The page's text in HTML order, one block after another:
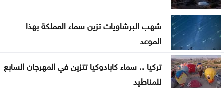
شهب البرشاويات تزين سماء المملكة بهذا
الموعد
تركيا .. سماء كابادوكيا تتزين في المهرجان السابع
للمناطيد